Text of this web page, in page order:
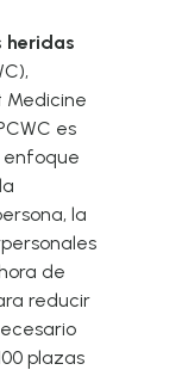
heridas
Medicine
es
enfoque
la
de
reducir
plazas